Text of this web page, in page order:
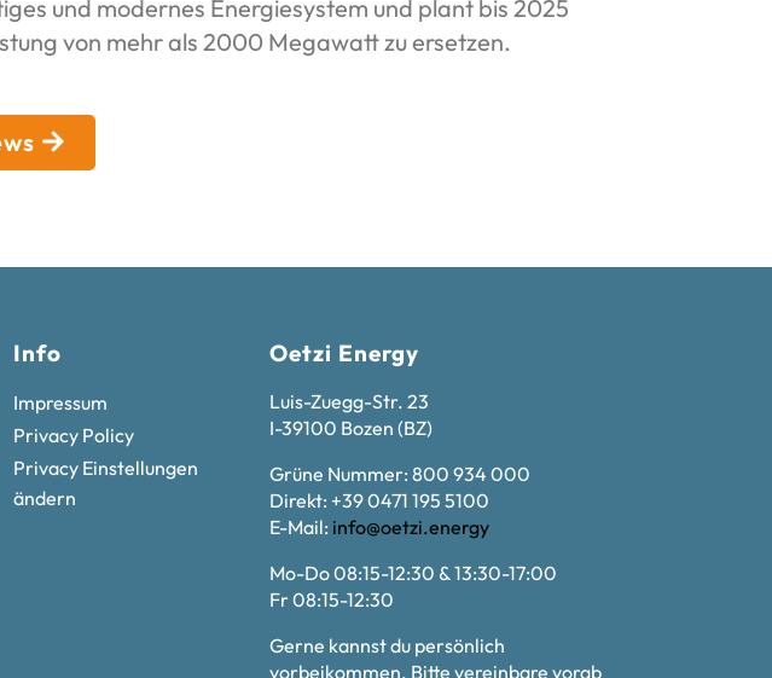
und modernes Energiesystem und plant bis 2025
von mehr als 2000 Megawatt zu ersetzen.
Info
Impressum
Privacy Policy
Privacy Einstellungen
ändern
Oetzi Energy
Luis-Zuegg-Str. 23
I-39100 Bozen (BZ)
Grüne Nummer: 800 934 000
Direkt: +39 0471 195 5100
E-Mail: info@oetzi.energy
Mo-Do 08:15-12:30 & 13:30-17:00
Fr 08:15-12:30
Gerne kannst du persönlich
vorbeikommen. Bitte vereinbare vorab